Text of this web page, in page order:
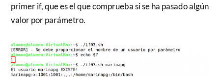
primer if, que es el que comprueba si se ha pasado algún
valor por parámetro.